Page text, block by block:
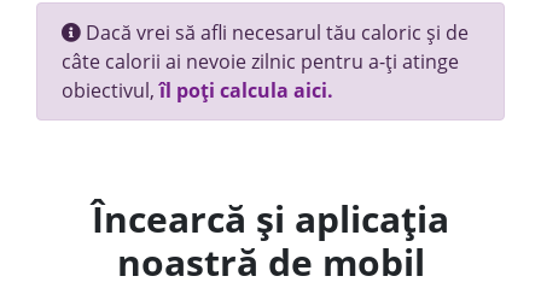
Dacă vrei să afli necesarul tău caloric și de
câte calorii ai nevoie zilnic pentru a-ți atinge
obiectivul,îl poți calcula aici.
Încearcă și aplicația
noastră de mobil